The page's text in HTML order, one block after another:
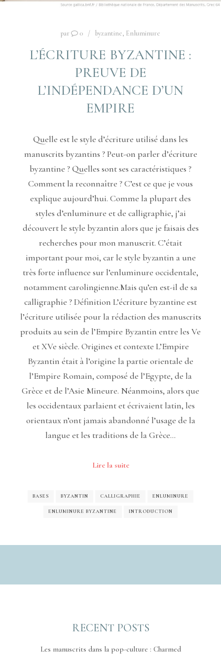
par 0 byzantine, Enluminure
L’ÉCRITURE BYZANTINE :
PREUVE DE
L’INDÉPENDANCE D’UN
EMPIRE
Quelle est le style d’écriture utilisé dans les
manuscrits byzantins ? Peut-on parler d’écriture
byzantine ? Quelles sont ses caractéristiques ?
Comment la reconnaître ? C’est ce que je vous
explique aujourd’hui. Comme la plupart des
styles d’enluminure et de calligraphie, j’ai
découvert le style byzantin alors que je faisais des
recherches pour mon manuscrit. C’était
important pour moi, car le style byzantin a une
très forte influence sur l’enluminure occidentale,
notamment carolingienne.Mais qu’en est-il de sa
calligraphie ? Définition L’écriture byzantine est
l’écriture utilisée pour la rédaction des manuscrits
produits au sein de l’Empire Byzantin entre les Ve
et XVe siècle. Origines et contexte L’Empire
Byzantin était à l’origine la partie orientale de
l’Empire Romain, composé de l’Egypte, de la
Grèce et de l’Asie Mineure. Néanmoins, alors que
les occidentaux parlaient et écrivaient latin, les
orientaux n’ont jamais abandonné l’usage de la
langue et les traditions de la Grèce…
Lire la suite
BASES BYZANTIN CALLIGRAPHIE ENLUMINURE
ENLUMINURE BYZANTINE INTRODUCTION
RECENT POSTS
Les manuscrits dans la pop-culture : Charmed